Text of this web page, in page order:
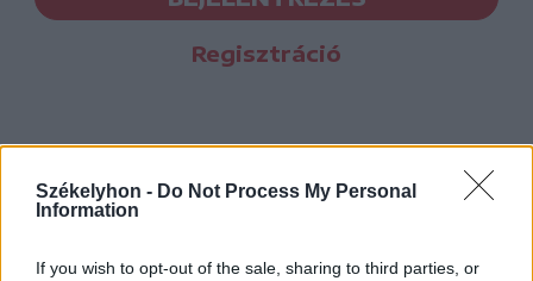
Székelyhon - Do Not Process My Personal
Information
If you wish to opt-out of the sale, sharing to third parties, or
Regisztráció